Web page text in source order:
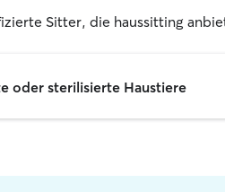
Sitter, die haussitting
oder sterilisierte Haustiere